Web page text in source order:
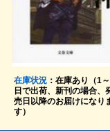
在庫状況：在庫あり（1
日で出荷、新刊の場合、
売日以降のお届けになり
す）